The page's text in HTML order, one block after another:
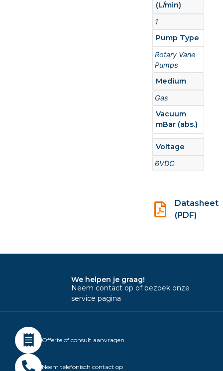
(L/min)
1
Pump Type
Rotary Vane
Pumps
Medium
Gas
Vacuum
mBar (abs.)
Voltage
6VDC
Datasheet
(PDF)
We helpen je graag!
Neem contact op of bezoek onze
service pagina
Offerte of consult aanvragen
Neem telefonisch contact op